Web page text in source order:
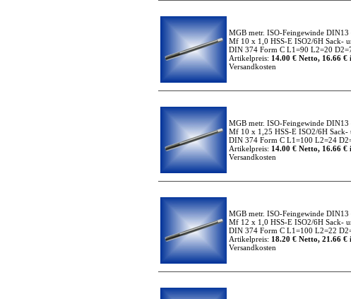
MGB metr. ISO-Feingewinde DIN13
Mf 10 x 1,0 HSS-E ISO2/6H Sack-
DIN 374 Form C L1=90 L2=20
Artikelpreis: 14.00 € Netto, 16.66 €
Versandkosten
MGB metr. ISO-Feingewinde DIN13
Mf 10 x 1,25 HSS-E ISO2/6H Sack-
DIN 374 Form C L1=100 L2=24
Artikelpreis: 14.00 € Netto, 16.66 €
Versandkosten
MGB metr. ISO-Feingewinde DIN13
Mf 12 x 1,0 HSS-E ISO2/6H Sack-
DIN 374 Form C L1=100 L2=22
Artikelpreis: 18.20 € Netto, 21.66 €
Versandkosten